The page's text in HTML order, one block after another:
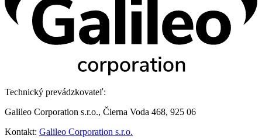
Technický prevádzkovateľ:
Galileo Corporation s.r.o., Čierna Voda 468, 925 06
Kontakt: Galileo Corporation s.r.o.